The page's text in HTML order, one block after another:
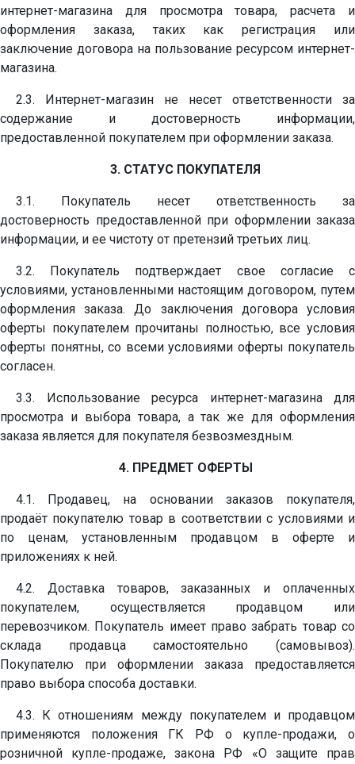
интернет-магазина для просмотра товара, расчета и
оформления заказа, таких как регистрация или
заключение договора на пользование ресурсом интернет-
магазина.
2.3. Интернет-магазин не несет ответственности за
содержание и достоверность информации,
предоставленной покупателем при оформлении заказа.
3. СТАТУС ПОКУПАТЕЛЯ
3.1. Покупатель несет ответственность за
достоверность предоставленной при оформлении заказа
информации, и ее чистоту от претензий третьих лиц.
3.2. Покупатель подтверждает свое согласие с
условиями, установленными настоящим договором, путем
оформления заказа. До заключения договора условия
оферты покупателем прочитаны полностью, все условия
оферты понятны, со всеми условиями оферты покупатель
согласен.
3.3. Использование ресурса интернет-магазина для
просмотра и выбора товара, а так же для оформления
заказа является для покупателя безвозмездным.
4. ПРЕДМЕТ ОФЕРТЫ
4.1. Продавец, на основании заказов покупателя,
продаёт покупателю товар в соответствии с условиями и
по ценам, установленным продавцом в оферте и
приложениях к ней.
4.2. Доставка товаров, заказанных и оплаченных
покупателем, осуществляется продавцом или
перевозчиком. Покупатель имеет право забрать товар со
склада продавца самостоятельно (самовывоз).
Покупателю при оформлении заказа предоставляется
право выбора способа доставки.
4.3. К отношениям между покупателем и продавцом
применяются положения ГК РФ о купле-продажи, о
розничной купле-продаже, закона РФ «О защите прав